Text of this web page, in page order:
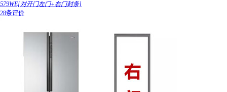
579WE[对开门左门+右门封条]
28条评价